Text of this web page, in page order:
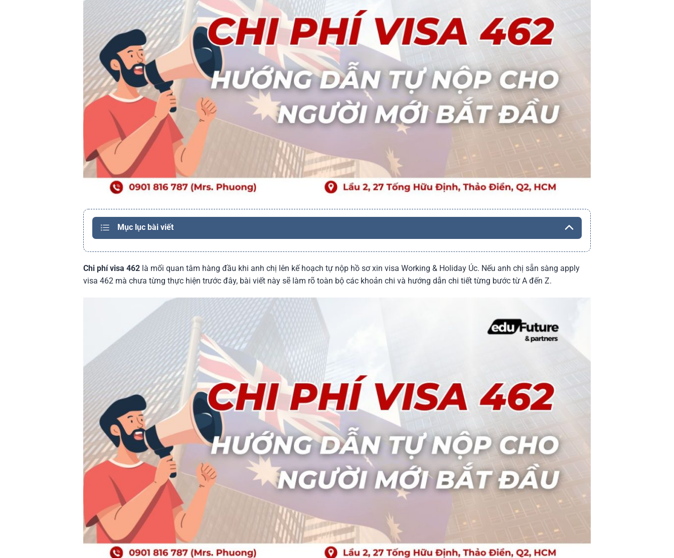
Mục lục bài viết
Chi phí visa 462 là mối quan tâm hàng đầu khi anh chị lên kế hoạch tự nộp hồ sơ xin visa Working & Holiday Úc. Nếu anh chị sẵn sàng apply
visa 462 mà chưa từng thực hiện trước đây, bài viết này sẽ làm rõ toàn bộ các khoản chi và hướng dẫn chi tiết từng bước từ A đến Z.